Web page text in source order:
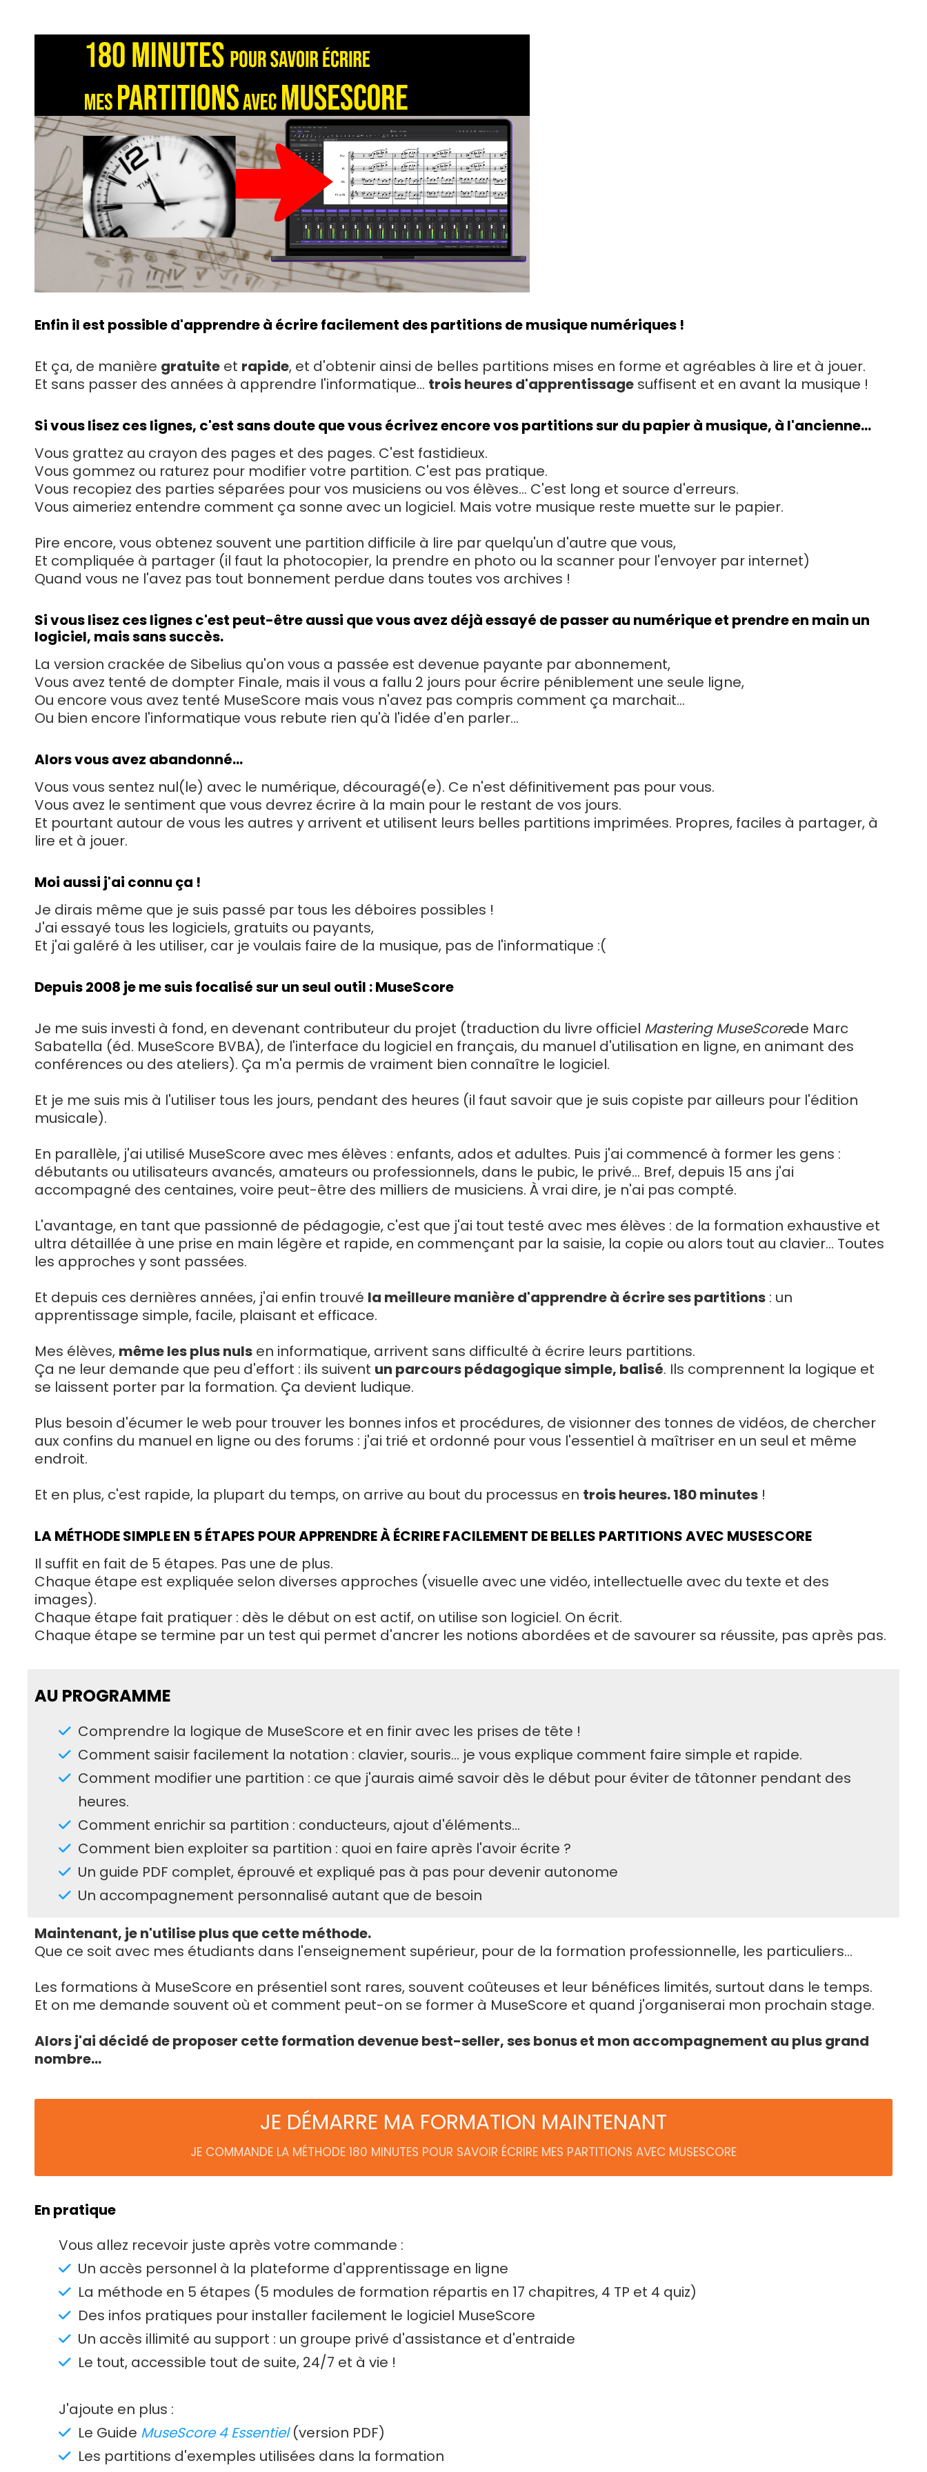
Enfin il est possible d'apprendre à écrire facilement des partitions de musique numériques !
Et ça, de manière gratuite et rapide, et d'obtenir ainsi de belles partitions mises en forme et agréables à lire et à jouer.
Et sans passer des années à apprendre l'informatique... trois heures d'apprentissage suffisent et en avant la musique !
Si vous lisez ces lignes, c'est sans doute que vous écrivez encore vos partitions sur du papier à musique, à l'ancienne...
Vous grattez au crayon des pages et des pages. C'est fastidieux.
Vous gommez ou raturez pour modifier votre partition. C'est pas pratique.
Vous recopiez des parties séparées pour vos musiciens ou vos élèves... C'est long et source d'erreurs.
Vous aimeriez entendre comment ça sonne avec un logiciel. Mais votre musique reste muette sur le papier.
Pire encore, vous obtenez souvent une partition difficile à lire par quelqu'un d'autre que vous,
Et compliquée à partager (il faut la photocopier, la prendre en photo ou la scanner pour l'envoyer par internet)
Quand vous ne l'avez pas tout bonnement perdue dans toutes vos archives !
Si vous lisez ces lignes c'est peut-être aussi que vous avez déjà essayé de passer au numérique et prendre en main un
logiciel, mais sans succès.
La version crackée de Sibelius qu'on vous a passée est devenue payante par abonnement,
Vous avez tenté de dompter Finale, mais il vous a fallu 2 jours pour écrire péniblement une seule ligne,
Ou encore vous avez tenté MuseScore mais vous n'avez pas compris comment ça marchait...
Ou bien encore l'informatique vous rebute rien qu'à l'idée d'en parler...
Alors vous avez abandonné...
Vous vous sentez nul(le) avec le numérique, découragé(e). Ce n'est définitivement pas pour vous.
Vous avez le sentiment que vous devrez écrire à la main pour le restant de vos jours.
Et pourtant autour de vous les autres y arrivent et utilisent leurs belles partitions imprimées. Propres, faciles à partager, à
lire et à jouer.
Moi aussi j'ai connu ça !
Je dirais même que je suis passé par tous les déboires possibles !
J'ai essayé tous les logiciels, gratuits ou payants,
Et j'ai galéré à les utiliser, car je voulais faire de la musique, pas de l'informatique :(
Depuis 2008 je me suis focalisé sur un seul outil : MuseScore
Je me suis investi à fond, en devenant contributeur du projet (traduction du livre officiel Mastering MuseScorede Marc
Sabatella (éd. MuseScore BVBA), de l'interface du logiciel en français, du manuel d'utilisation en ligne, en animant des
conférences ou des ateliers). Ça m'a permis de vraiment bien connaître le logiciel.
Et je me suis mis à l'utiliser tous les jours, pendant des heures (il faut savoir que je suis copiste par ailleurs pour l'édition
musicale).
En parallèle, j'ai utilisé MuseScore avec mes élèves : enfants, ados et adultes. Puis j'ai commencé à former les gens :
débutants ou utilisateurs avancés, amateurs ou professionnels, dans le pubic, le privé... Bref, depuis 15 ans j'ai
accompagné des centaines, voire peut-être des milliers de musiciens. À vrai dire, je n'ai pas compté.
L'avantage, en tant que passionné de pédagogie, c'est que j'ai tout testé avec mes élèves : de la formation exhaustive et
ultra détaillée à une prise en main légère et rapide, en commençant par la saisie, la copie ou alors tout au clavier... Toutes
les approches y sont passées.
Et depuis ces dernières années, j'ai enfin trouvé la meilleure manière d'apprendre à écrire ses partitions : un
apprentissage simple, facile, plaisant et efficace.
Mes élèves, même les plus nuls en informatique, arrivent sans difficulté à écrire leurs partitions.
Ça ne leur demande que peu d'effort : ils suivent un parcours pédagogique simple, balisé. Ils comprennent la logique et
se laissent porter par la formation. Ça devient ludique.
Plus besoin d'écumer le web pour trouver les bonnes infos et procédures, de visionner des tonnes de vidéos, de chercher
aux confins du manuel en ligne ou des forums : j'ai trié et ordonné pour vous l'essentiel à maîtriser en un seul et même
endroit.
Et en plus, c'est rapide, la plupart du temps, on arrive au bout du processus en trois heures. 180 minutes !
LA MÉTHODE SIMPLE EN 5 ÉTAPES POUR APPRENDRE À ÉCRIRE FACILEMENT DE BELLES PARTITIONS AVEC MUSESCORE
Il suffit en fait de 5 étapes. Pas une de plus.
Chaque étape est expliquée selon diverses approches (visuelle avec une vidéo, intellectuelle avec du texte et des
images).
Chaque étape fait pratiquer : dès le début on est actif, on utilise son logiciel. On écrit.
Chaque étape se termine par un test qui permet d'ancrer les notions abordées et de savourer sa réussite, pas après pas.
AU PROGRAMME
Comprendre la logique de MuseScore et en finir avec les prises de tête !
Comment saisir facilement la notation : clavier, souris... je vous explique comment faire simple et rapide.
Comment modifier une partition : ce que j'aurais aimé savoir dès le début pour éviter de tâtonner pendant des
heures.
Comment enrichir sa partition : conducteurs, ajout d'éléments...
Comment bien exploiter sa partition : quoi en faire après l'avoir écrite ?
Un guide PDF complet, éprouvé et expliqué pas à pas pour devenir autonome
Un accompagnement personnalisé autant que de besoin
Maintenant, je n'utilise plus que cette méthode.
Que ce soit avec mes étudiants dans l'enseignement supérieur, pour de la formation professionnelle, les particuliers...
Les formations à MuseScore en présentiel sont rares, souvent coûteuses et leur bénéfices limités, surtout dans le temps.
Et on me demande souvent où et comment peut-on se former à MuseScore et quand j'organiserai mon prochain stage.
Alors j'ai décidé de proposer cette formation devenue best-seller, ses bonus et mon accompagnement au plus grand
nombre...
JE DÉMARRE MA FORMATION MAINTENANT
JE COMMANDE LA MÉTHODE 180 MINUTES POUR SAVOIR ÉCRIRE MES PARTITIONS AVEC MUSESCORE
En pratique
Vous allez recevoir juste après votre commande :
Un accès personnel à la plateforme d'apprentissage en ligne
La méthode en 5 étapes (5 modules de formation répartis en 17 chapitres, 4 TP et 4 quiz)
Des infos pratiques pour installer facilement le logiciel MuseScore
Un accès illimité au support : un groupe privé d'assistance et d'entraide
Le tout, accessible tout de suite, 24/7 et à vie !
J'ajoute en plus :
Le Guide MuseScore 4 Essentiel(version PDF)
Les partitions d'exemples utilisées dans la formation